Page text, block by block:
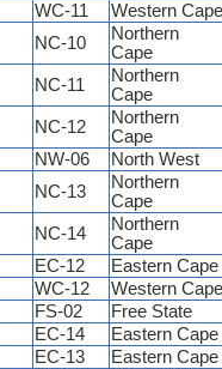
WC-11
Western
NC-10
Northern
Cape
NC-11
Northern
Cape
NC-12
Northern
Cape
NW-06
North West
NC-13
Northern
Cape
NC-14
Northern
Cape
EC-12
Eastern Cape
WC-12
Western
FS-02
Free State
EC-14
Eastern Cape
EC-13
Eastern Cape